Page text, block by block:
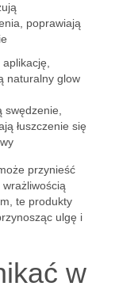
poprawiają
aplikację,
naturalny glow
swędzenie,
łuszczenie się
przynieść
te produkty
ulgę i
w